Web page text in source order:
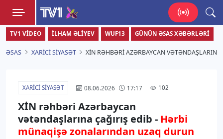
TV1
Zamanı bizimlə yaşa!
TV1 VIDEO İLHAM ƏLIYEV WUF13 GÜNÜN ƏSAS XƏBƏRLƏRI
ƏSAS XARICI SIYASƏT XİN RƏHBƏRI AZƏRBAYCAN
XARICI SIYASƏT 08.06.2026 17:17 102
XİN rəhbəri Azərbaycan
vətəndaşlarına çağırış edib - Hərbi
münaqişə zonalarından uzaq durun